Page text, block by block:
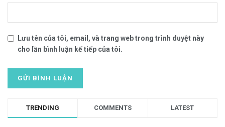
Lưu tên của tôi, email, và trang web trong trình duyệt này
cho lần bình luận kế tiếp của tôi.
TRENDING COMMENTS LATEST